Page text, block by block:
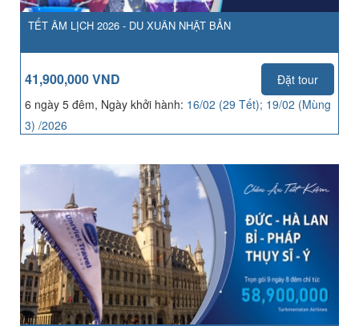
TẾT ÂM LỊCH 2026 - DU XUÂN NHẬT BẢN
41,900,000 VND
Đặt tour
6 ngày 5 đêm, Ngày khởi hành: 16/02 (29 Tết); 19/02 (Mùng
3) /2026